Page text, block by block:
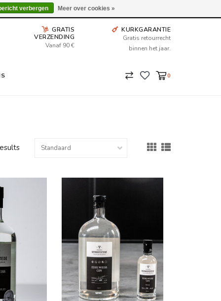
Wij leveren tot aan uw deur. Afhalen is mogelijk.
GRATIS
VERZENDING
Vanaf 90 €
KURKGARANTIE
Gratis retourrecht
binnen het jaar.
0
verbergen Meer over cookies »